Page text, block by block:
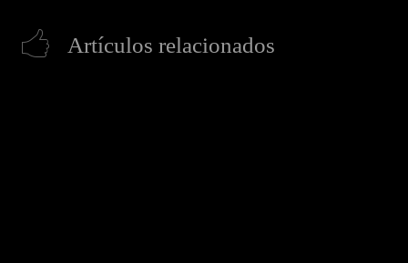
Artículos relacionados